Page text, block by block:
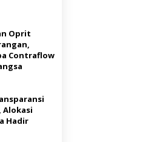
Oprit
Contraflow
Alokasi
Hadir